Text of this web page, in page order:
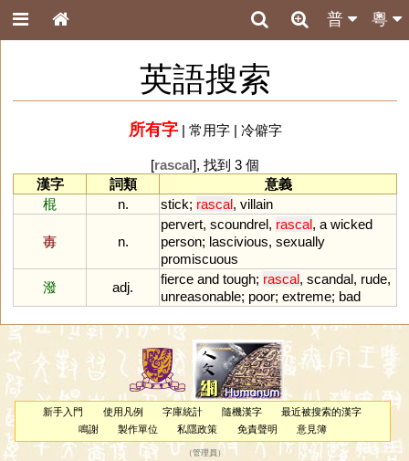
粵
普
英語搜索
所有字| 常用字| 冷僻字
[rascal], 找到 3 個
漢字
詞類
意義
棍
n. stick; rascal, villain
毐 n.
pervert, scoundrel, rascal, a wicked
person; lascivious, sexually
promiscuous
潑
adj.
fierce and tough; rascal, scandal, rude,
unreasonable; poor; extreme; bad
新手入門 使用凡例 字庫統計 隨機漢字
最近被搜索的漢字
鳴謝
製作單位 私隱政策 免責聲明 意見簿
（管理員 ）